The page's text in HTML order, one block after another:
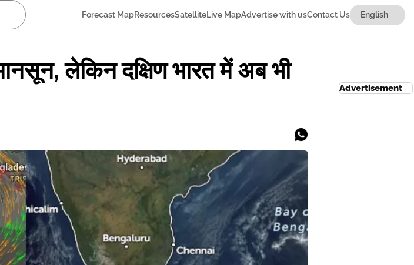
Forecast MapResourcesSatelliteLive MapAdvertise with usContact Us
लेकिन दक्षिण भारत में अब भी
Advertisement